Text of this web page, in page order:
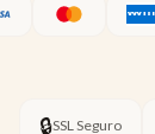
🔒SSL Seguro